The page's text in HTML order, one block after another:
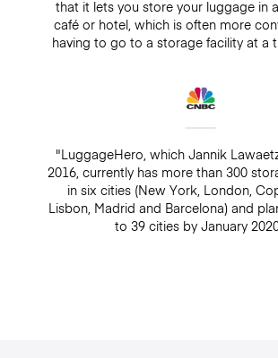
that it lets you store your luggage in
café or hotel, which is often more
having to go to a storage facility at a
"LuggageHero, which Jannik
2016, currently has more than 300
in six cities (New York, London,
Lisbon, Madrid and Barcelona) and
to 39 cities by January